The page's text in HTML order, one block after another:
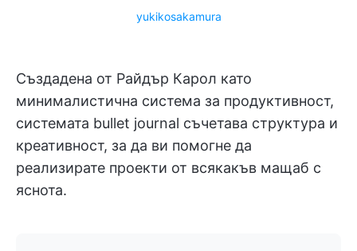
yukikosakamura
Създадена от Райдър Карол като
минималистична система за продуктивност,
системата bullet journal съчетава структура и
креативност, за да ви помогне да
реализирате проекти от всякакъв мащаб с
яснота.